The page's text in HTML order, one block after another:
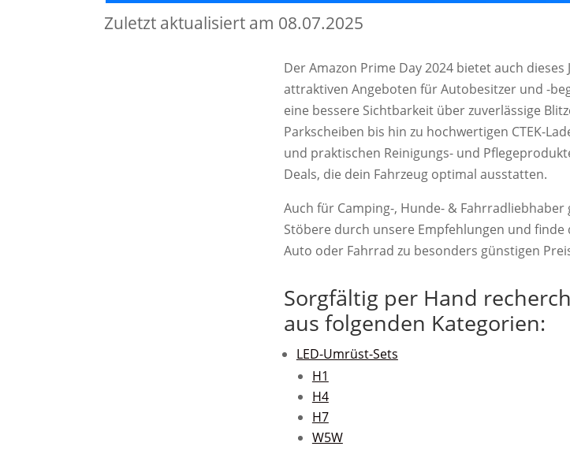
Zuletzt aktualisiert am 08.07.2025
Der Amazon Prime Day 2024 bietet auch dieses
attraktiven Angeboten für Autobesitzer und -
eine bessere Sichtbarkeit über zuverlässige
Parkscheiben bis hin zu hochwertigen CTEK-
und praktischen Reinigungs- und
Deals, die dein Fahrzeug optimal ausstatten.
Auch für Camping-, Hunde- &
Stöbere durch unsere Empfehlungen und
Auto oder Fahrrad zu besonders günstigen
Sorgfältig per Hand
aus folgenden Kategorien:
LED-Umrüst-Sets
H1
H4
H7
W5W